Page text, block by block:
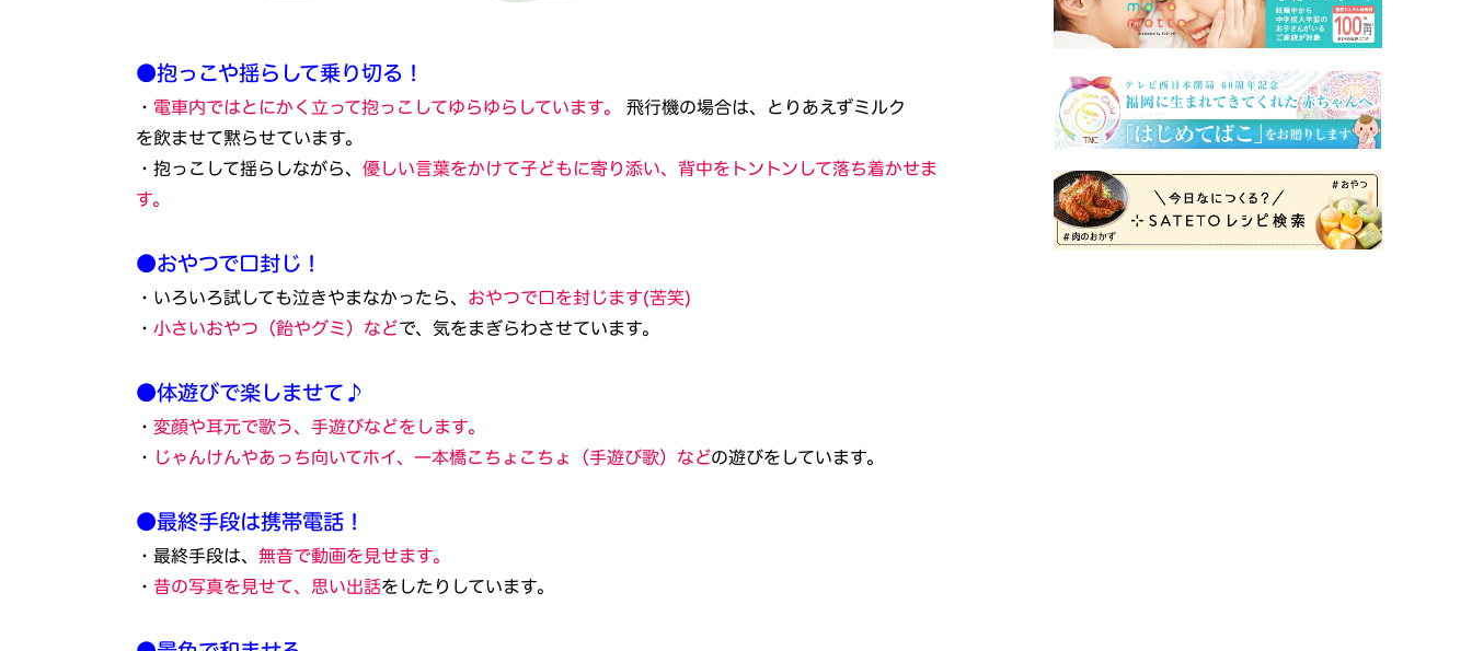
●抱っこや揺らして乗り切る！
・ 電車内ではとにかく立って抱っこしてゆらゆらしています。 飛行機の場合は、とりあえずミルク
を飲ませて黙らせています。
・抱っこして揺らしながら、優しい言葉をかけて子どもに寄り添い、背中をトントンして落ち着かせま
す。
●おやつで口封じ！
・いろいろ試しても泣きやまなかったら、 おやつで口を封じます(苦笑)
・小さいおやつ（飴やグミ）などで、気をまぎらわさせています。
●体遊びで楽しませて♪
・変顔や耳元で歌う、手遊びなどをします。
・ じゃんけんやあっち向いてホイ、一本橋こちょこちょ（手遊び歌）などの遊びをしています。
●最終手段は携帯電話！
・最終手段は、無音で動画を見せます。
・ 昔の写真を見せて、思い出話をしたりしています。